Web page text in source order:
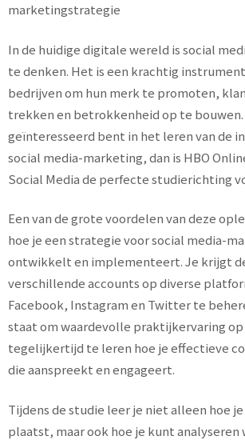
marketingstrategie
In de huidige digitale wereld is social
te denken. Het is een krachtig
bedrijven om hun merk te promoten,
trekken en betrokkenheid op te bouwen.
geïnteresseerd bent in het leren van de
social media-marketing, dan is HBO
Social Media de perfecte studierichting
Een van de grote voordelen van deze
hoe je een strategie voor social media-
ontwikkelt en implementeert. Je krijgt
verschillende accounts op diverse
Facebook, Instagram en Twitter te
staat om waardevolle praktijkervaring op
tegelijkertijd te leren hoe je effectieve
die aanspreekt en engageert.
Tijdens de studie leer je niet alleen hoe
plaatst, maar ook hoe je kunt